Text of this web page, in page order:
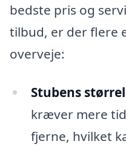
bedste pris og
tilbud, er der flere
overveje:
Stubens
kræver mere
fjerne, hvilket